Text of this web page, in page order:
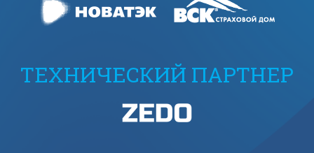
ТЕХНИЧЕСКИЙ ПАРТНЕР